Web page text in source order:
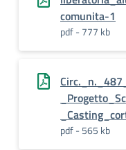
comunita-1
pdf - 777 kb
pdf - 565 kb